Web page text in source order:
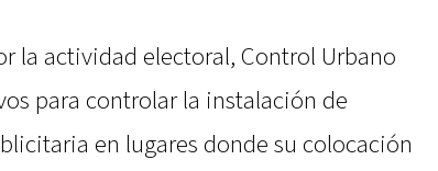
la actividad electoral, Control Urbano
para controlar la instalación de
en lugares donde su colocación